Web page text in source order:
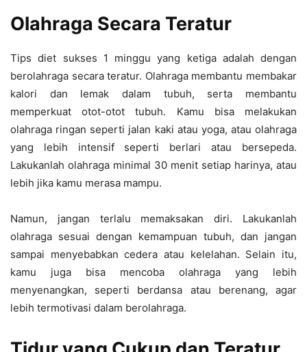
Olahraga Secara Teratur
Tips diet sukses 1 minggu yang ketiga adalah dengan
berolahraga secara teratur. Olahraga membantu membakar
kalori dan lemak dalam tubuh, serta membantu
memperkuat otot-otot tubuh. Kamu bisa melakukan
olahraga ringan seperti jalan kaki atau yoga, atau olahraga
yang lebih intensif seperti berlari atau bersepeda.
Lakukanlah olahraga minimal 30 menit setiap harinya, atau
lebih jika kamu merasa mampu.
Namun, jangan terlalu memaksakan diri. Lakukanlah
olahraga sesuai dengan kemampuan tubuh, dan jangan
sampai menyebabkan cedera atau kelelahan. Selain itu,
kamu juga bisa mencoba olahraga yang lebih
menyenangkan, seperti berdansa atau berenang, agar
lebih termotivasi dalam berolahraga.